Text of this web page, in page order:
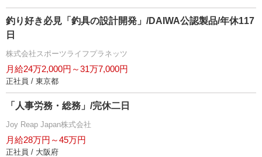
釣り好き必見「釣具の設計開発」/DAIWA公認製品/年休117
日
株式会社スポーツライフプラネッツ
月給24万2,000円～31万7,000円
正社員 / 東京都
「人事労務・総務」/完休二日
Joy Reap Japan株式会社
月給28万円～45万円
正社員 / 大阪府